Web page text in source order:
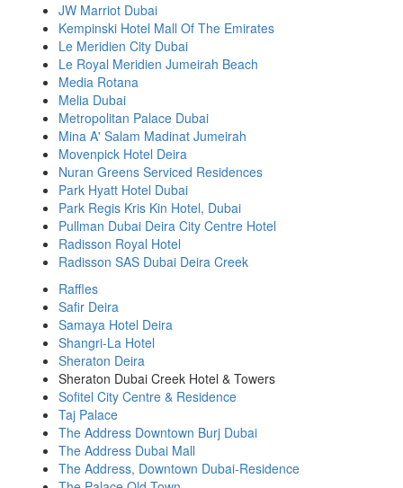
JW Marriot Dubai
Kempinski Hotel Mall Of The Emirates
Le Meridien City Dubai
Le Royal Meridien Jumeirah Beach
Media Rotana
Melia Dubai
Metropolitan Palace Dubai
Mina A' Salam Madinat Jumeirah
Movenpick Hotel Deira
Nuran Greens Serviced Residences
Park Hyatt Hotel Dubai
Park Regis Kris Kin Hotel, Dubai
Pullman Dubai Deira City Centre Hotel
Radisson Royal Hotel
Radisson SAS Dubai Deira Creek
Raffles
Safir Deira
Samaya Hotel Deira
Shangri-La Hotel
Sheraton Deira
Sheraton Dubai Creek Hotel & Towers
Sofitel City Centre & Residence
Taj Palace
The Address Downtown Burj Dubai
The Address Dubai Mall
The Address, Downtown Dubai-Residence